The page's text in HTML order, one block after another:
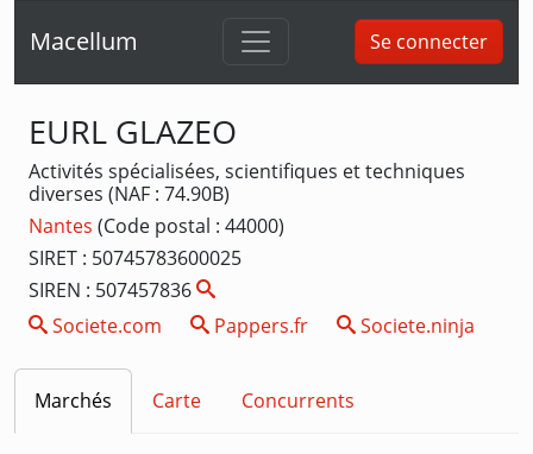
Macellum Se connecter
EURL GLAZEO
Activités spécialisées, scientifiques et techniques
diverses (NAF : 74.90B)
Nantes (Code postal : 44000)
SIRET : 50745783600025
SIREN : 507457836
Societe.com
Pappers.fr Societe.ninja
Marchés Carte Concurrents